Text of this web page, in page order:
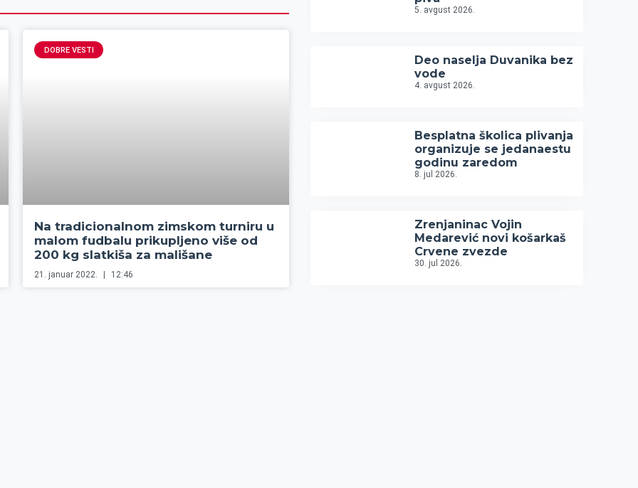
DOBRE VESTI
Na tradicionalnom zimskom turniru u
malom fudbalu prikupljeno više od
200 kg slatkiša za mališane
21. januar 2022. 12:46
5. avgust 2026.
Deo naselja Duvanika bez
vode
4. avgust 2026.
Besplatna školica plivanja
organizuje se jedanaestu
godinu zaredom
8. jul 2026.
Zrenjaninac Vojin
Medarević novi košarkaš
Crvene zvezde
30. jul 2026.